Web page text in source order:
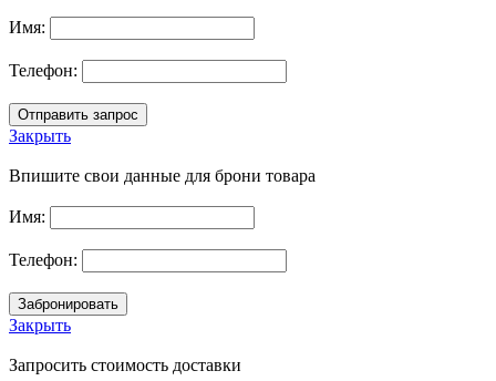
Имя:
Телефон:
Закрыть
Впишите свои данные для брони товара
Имя:
Телефон:
Закрыть
Запросить стоимость доставки